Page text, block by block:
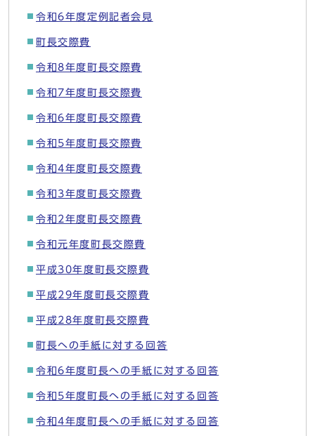
令和6年度定例記者会見
町長交際費
令和8年度町長交際費
令和7年度町長交際費
令和6年度町長交際費
令和5年度町長交際費
令和4年度町長交際費
令和3年度町長交際費
令和2年度町長交際費
令和元年度町長交際費
平成30年度町長交際費
平成29年度町長交際費
平成28年度町長交際費
町長への手紙に対する回答
令和6年度町長への手紙に対する回答
令和5年度町長への手紙に対する回答
令和4年度町長への手紙に対する回答